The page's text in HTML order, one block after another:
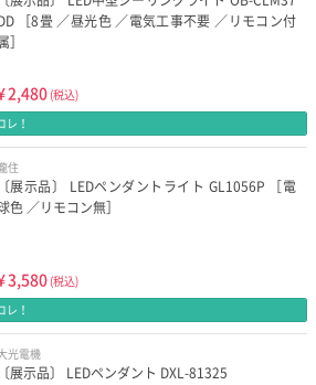
［8畳 ／昼光色 ／電気工事不要 ／リモコン付
］
2,480 (税込)
レ！
住
〔展示品〕 LEDペンダントライト GL1056P ［電
色 ／リモコン無］
3,580 (税込)
レ！
光電機
〔展示品〕 LEDペンダント DXL-81325